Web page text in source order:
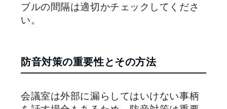
ブルの間隔は適切かチェックしてくださ
い。
防音対策の重要性とその方法
会議室は外部に漏らしてはいけない事柄